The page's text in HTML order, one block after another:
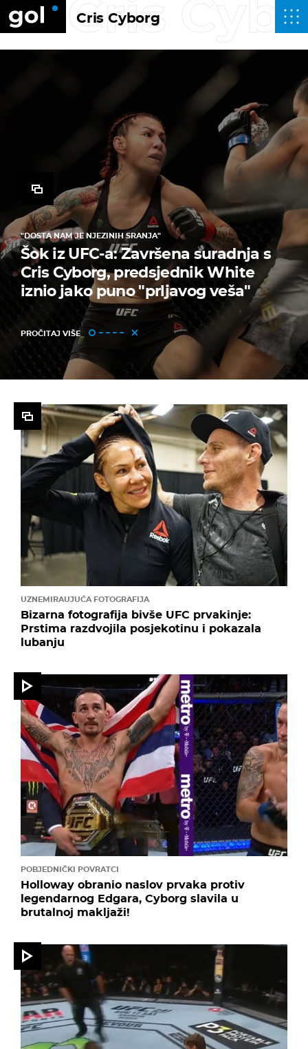
Cris Cyborg
Cris
"DOSTA NAM JE NJEZINIH SRANJA"
Šok iz UFC-a: Završena suradnja s
Cris Cyborg, predsjednik White
iznio jako puno "prljavog veša"
PROČITAJ VIŠE
UZNEMIRAUJUĆA FOTOGRAFIJA
Bizarna fotografija bivše UFC prvakinje:
Prstima razdvojila posjekotinu i pokazala
lubanju
POBJEDNIČKI POVRATCI
Holloway obranio naslov prvaka protiv
legendarnog Edgara, Cyborg slavila u
brutalnoj makljaži!